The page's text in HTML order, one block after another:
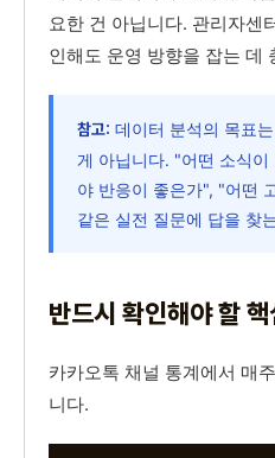
요한 건 아닙니다. 관리자센
인해도 운영 방향을 잡는 데
참고: 데이터 분석의 목표
게 아닙니다. "어떤 소식
야 반응이 좋은가", "어떤
같은 실전 질문에 답을 찾
반드시 확인해야 할
카카오톡 채널 통계에서 매
니다.